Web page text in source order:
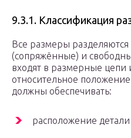
9.3.1. Классификация
Все размеры
(сопряжённые) и
входят в размерные цепи
относительное
должны обеспечивать:
расположение детали